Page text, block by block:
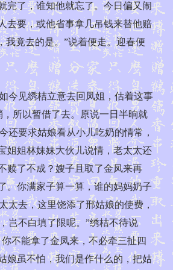
完了，谁知他就忘了。今日偏又闹
去要，或他省事拿几吊钱来替他赔
我竟去的是。”说着便走。迎春便
见绣桔立意去回凤姐，估着这事
所以暂借了去。原说一日半晌就
要求姑娘看从小儿吃奶的情常，
姐姐林妹妹大伙儿说情，老太太还
赎了不成？嫂子且取了金凤来再
。你满家子算一算，谁的妈妈奶子
太去，这里饶添了邢姑娘的使费，
岂不白填了限呢。”绣桔不待说
不能拿了金凤来，不必牵三扯四
娘虽不怕，我们是作什么的，把姑